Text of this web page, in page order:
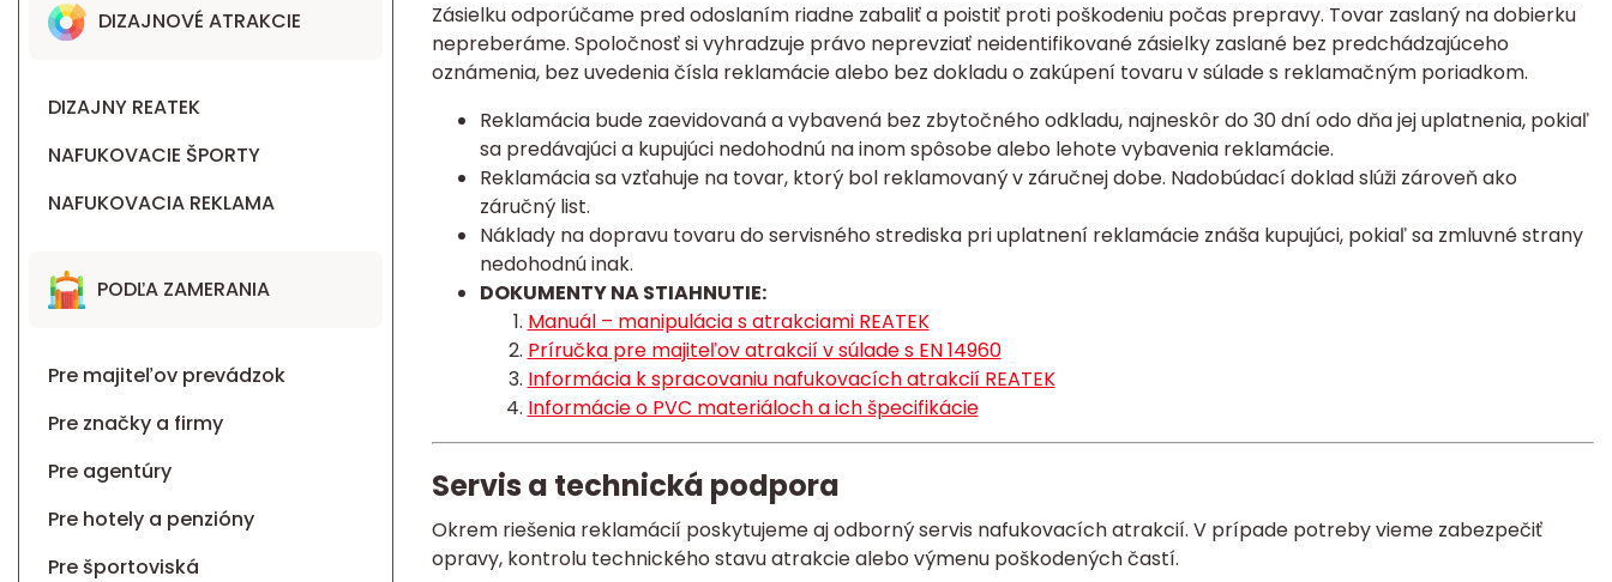
DIZAJNOVÉ ATRAKCIE
DIZAJNY REATEK
NAFUKOVACIE ŠPORTY
NAFUKOVACIA REKLAMA
PODĽA ZAMERANIA
Pre majiteľov prevádzok
Pre značky a firmy
Pre agentúry
Pre hotely a penzióny
Pre športoviská
Zásielku odporúčame pred odoslaním riadne zabaliť a poistiť proti poškodeniu počas prepravy. Tovar zaslaný na dobierku
nepreberáme. Spoločnosť si vyhradzuje právo neprevziať neidentifikované zásielky zaslané bez predchádzajúceho
oznámenia, bez uvedenia čísla reklamácie alebo bez dokladu o zakúpení tovaru v súlade s reklamačným poriadkom.
Reklamácia bude zaevidovaná a vybavená bez zbytočného odkladu, najneskôr do 30 dní odo dňa jej uplatnenia, pokiaľ
sa predávajúci a kupujúci nedohodnú na inom spôsobe alebo lehote vybavenia reklamácie.
Reklamácia sa vzťahuje na tovar, ktorý bol reklamovaný v záručnej dobe. Nadobúdací doklad slúži zároveň ako
záručný list.
Náklady na dopravu tovaru do servisného strediska pri uplatnení reklamácie znáša kupujúci, pokiaľ sa zmluvné strany
nedohodnú inak.
DOKUMENTY NA STIAHNUTIE:
Manuál – manipulácia s atrakciami REATEK
Príručka pre majiteľov atrakcií v súlade s EN 14960
Informácia k spracovaniu nafukovacích atrakcií REATEK
Informácie o PVC materiáloch a ich špecifikácie
Servis a technická podpora
Okrem riešenia reklamácií poskytujeme aj odborný servis nafukovacích atrakcií. V prípade potreby vieme zabezpečiť
opravy, kontrolu technického stavu atrakcie alebo výmenu poškodených častí.